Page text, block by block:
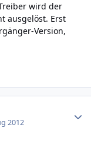
wird der
ausgelöst. Erst
Version,
2012